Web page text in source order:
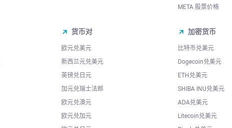
META 股票价格
货币对
欧元兑美元
新西兰元兑美元
英镑兑日元
加元兑瑞士法郎
欧元兑澳元
欧元兑加元
加密货币
比特币兑美元
Dogecoin兑美元
ETH兑美元
SHIBA INU兑美元
ADA兑美元
Litecoin兑美元